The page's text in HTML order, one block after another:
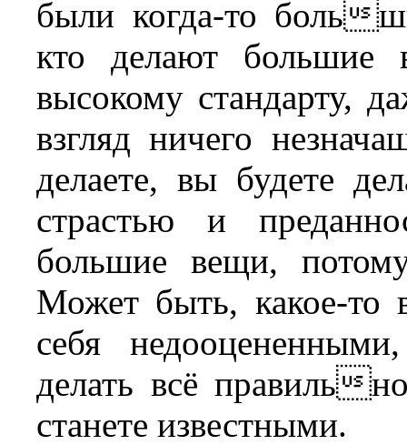
были когда-то боль
кто делают
высокому стандарту,
взгляд ничего
делаете, вы будете
страстью и
большие вещи,
Может быть, какое-то
себя
делать всё правиль
станете известными.